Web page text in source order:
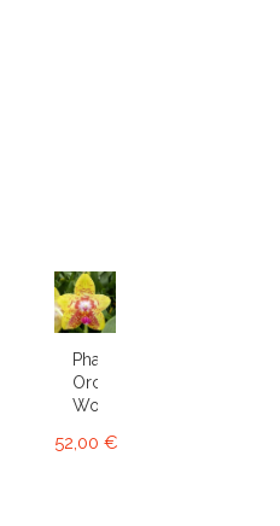
Phalaenopsis
Orchid
World
52,00 €